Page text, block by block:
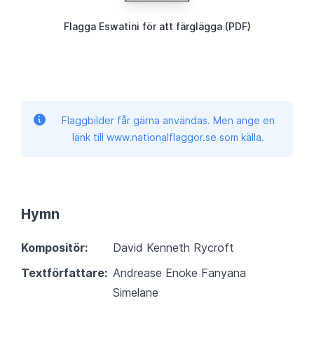
Flagga Eswatini för att färglägga (PDF)
Flaggbilder får gärna användas. Men ange en
länk till www.nationalflaggor.se som källa.
Hymn
Kompositör:
David Kenneth Rycroft
Textförfattare: Andrease Enoke Fanyana
Simelane